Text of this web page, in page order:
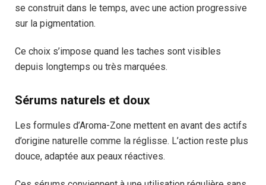
se construit dans le temps, avec une action progressive
sur la pigmentation.
Ce choix s’impose quand les taches sont visibles
depuis longtemps ou très marquées.
Sérums naturels et doux
Les formules d’Aroma-Zone mettent en avant des actifs
d’origine naturelle comme la réglisse. L’action reste plus
douce, adaptée aux peaux réactives.